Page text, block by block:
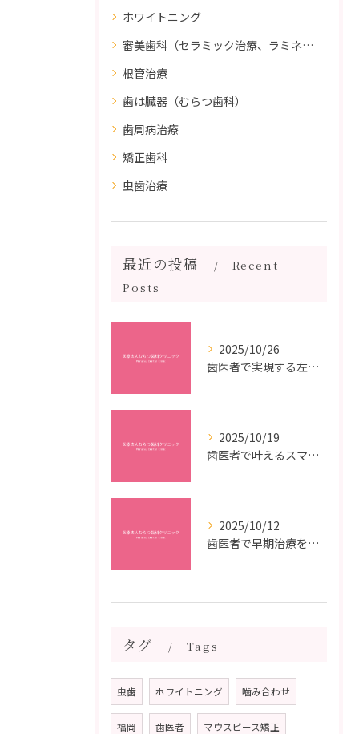
ホワイトニング
審美歯科（セラミック治療、ラミネートべニア、ダイレクトボンディング）
根管治療
歯は臓器（むらつ歯科）
歯周病治療
矯正歯科
虫歯治療
最近の投稿
Recent
Posts
2025/10/26
歯医者で実現する左右対称治療のポイントと矯正治療選びの疑問解決ガイド
2025/10/19
歯医者で叶えるスマイルメイクオーバーなら福岡県福岡市博多区博多駅前の最新矯正治療解説
2025/10/12
歯医者で早期治療を受けるメリットと虫歯悪化を防ぐ最短ステップ
タグ Tags
虫歯 ホワイトニング 噛み合わせ
福岡 歯医者 マウスピース矯正